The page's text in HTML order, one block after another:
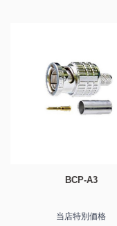
BCP-A3
当店特別価格